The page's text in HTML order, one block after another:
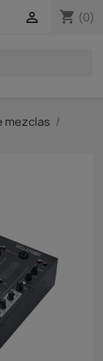
shopping_cart (0)

mezclas